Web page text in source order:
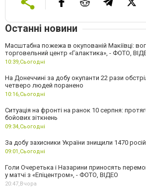
Останні новини
Масштабна пожежа в окупованій Макіївці:
торговельний центр «Галактика», - ФОТО,
10:39,Сьогодні
На Донеччині за добу окупанти 22 рази
четверо людей поранено
10:16,Сьогодні
Ситуація на фронті на ранок 10 серпня:
бойових зіткнень
09:34,Сьогодні
За добу захисники України знищили 1470
09:01,Сьогодні
Голи Очеретька і Назарини приносять
у матчі з «Епіцентром», - ФОТО, ВІДЕО
20:47,Вчора